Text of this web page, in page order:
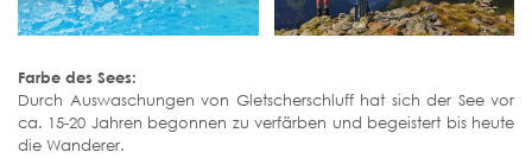
Farbe des Sees:
Durch Auswaschungen von Gletscherschluff hat sich der See vor
ca. 15-20 Jahren begonnen zu verfärben und begeistert bis heute
die Wanderer.